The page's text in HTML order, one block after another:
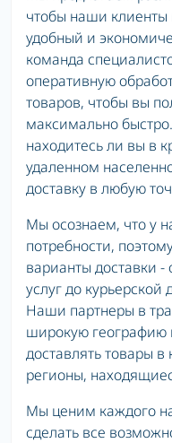
чтобы наши клиенты
удобный и
команда
оперативную
товаров, чтобы вы
максимально
находитесь ли вы в
удаленном
доставку в любую
Мы осознаем, что у
потребности,
варианты доставки -
услуг до
Наши партнеры в
широкую географию
доставлять товары
регионы,
Мы ценим каждого
сделать все